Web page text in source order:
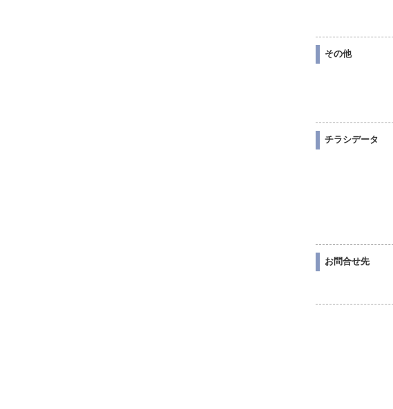
その他
チラシデータ
お問合せ先